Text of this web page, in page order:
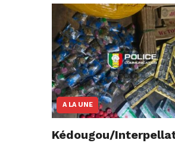
A LA UNE
Kédougou/